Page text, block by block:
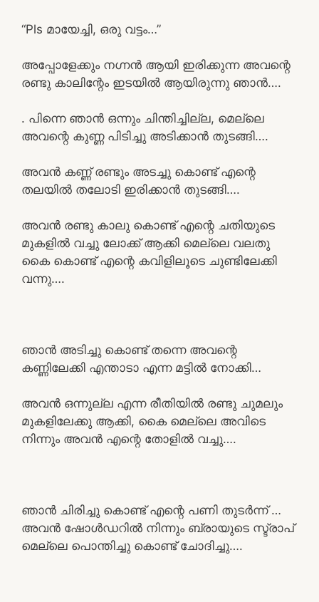
“Pls മായേച്ചി, ഒരു വട്ടം…”
അപ്പോളേക്കും നഗ്നൻ ആയി ഇരിക്കുന്ന അവന്റെ
രണ്ടു കാലിന്റേം ഇടയിൽ ആയിരുന്നു ഞാൻ….
. പിന്നെ ഞാൻ ഒന്നും ചിന്തിച്ചില്ല, മെല്ലെ
അവന്റെ കുണ്ണ പിടിച്ചു അടിക്കാൻ തുടങ്ങി….
അവൻ കണ്ണ് രണ്ടും അടച്ചു കൊണ്ട് എന്റെ
തലയിൽ തലോടി ഇരിക്കാൻ തുടങ്ങി….
അവൻ രണ്ടു കാലു കൊണ്ട് എന്റെ ചതിയുടെ
മുകളിൽ വച്ചു ലോക്ക് ആക്കി മെല്ലെ വലതു
കൈ കൊണ്ട് എന്റെ കവിളിലൂടെ ചുണ്ടിലേക്കി
വന്നു….
ഞാൻ അടിച്ചു കൊണ്ട് തന്നെ അവന്റെ
കണ്ണിലേക്കി എന്താടാ എന്ന മട്ടിൽ നോക്കി…
അവൻ ഒന്നുല്ല എന്ന രീതിയിൽ രണ്ടു ചുമലും
മുകളിലേക്കു ആക്കി, കൈ മെല്ലെ അവിടെ
നിന്നും അവൻ എന്റെ തോളിൽ വച്ചു….
ഞാൻ ചിരിച്ചു കൊണ്ട് എന്റെ പണി തുടർന്ന് …
അവൻ ഷോൾഡറിൽ നിന്നും ബ്രായുടെ സ്ട്രാപ്
മെല്ലെ പൊന്തിച്ചു കൊണ്ട് ചോദിച്ചു….